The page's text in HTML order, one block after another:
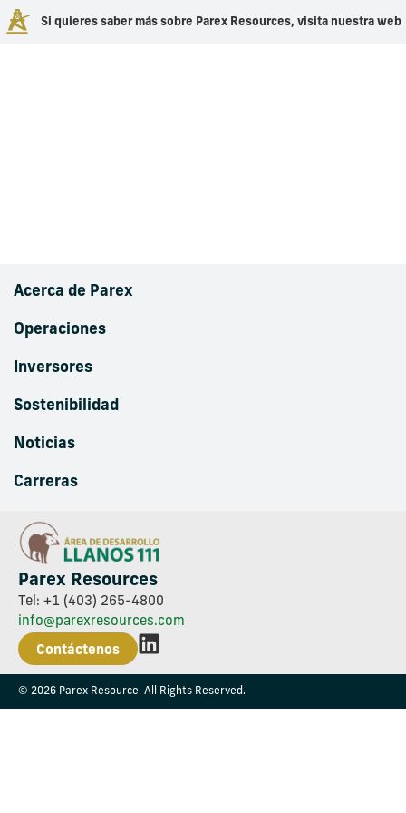
Si quieres saber más sobre Parex Resources, visita nuestra web
Acerca de Parex
Operaciones
Inversores
Sostenibilidad
Noticias
Carreras
Parex Resources
Tel: +1 (403) 265-4800
info@parexresources.com
Contáctenos
© 2026 Parex Resource. All Rights Reserved.